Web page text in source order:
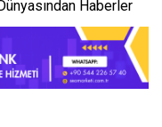
Haberler